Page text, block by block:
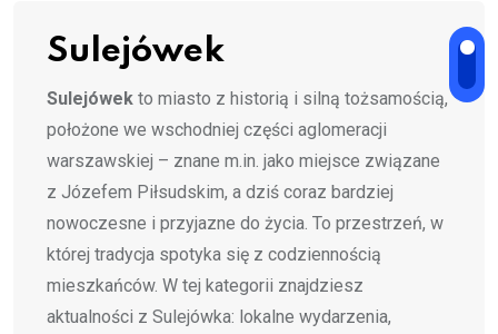
Sulejówek
Sulejówek to miasto z historią i silną tożsamością,
położone we wschodniej części aglomeracji
warszawskiej – znane m.in. jako miejsce związane
z Józefem Piłsudskim, a dziś coraz bardziej
nowoczesne i przyjazne do życia. To przestrzeń, w
której tradycja spotyka się z codziennością
mieszkańców. W tej kategorii znajdziesz
aktualności z Sulejówka: lokalne wydarzenia,